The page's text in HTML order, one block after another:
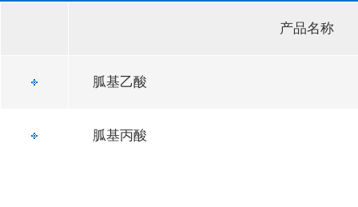
产品名称
胍基乙酸
胍基丙酸